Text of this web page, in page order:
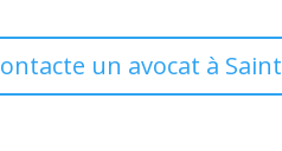
un avocat à